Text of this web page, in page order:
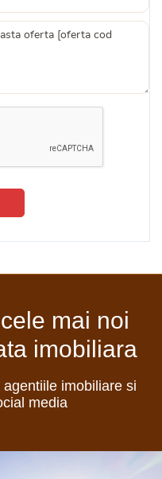
mai noi
imobiliara
imobiliare si
media